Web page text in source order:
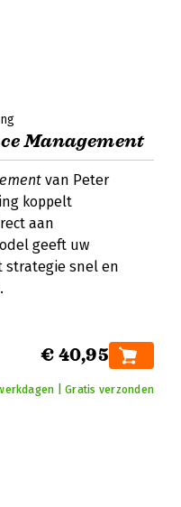
Management
van Peter
koppelt
aan
geeft uw
strategie snel en
€ 40,95
| Gratis verzonden